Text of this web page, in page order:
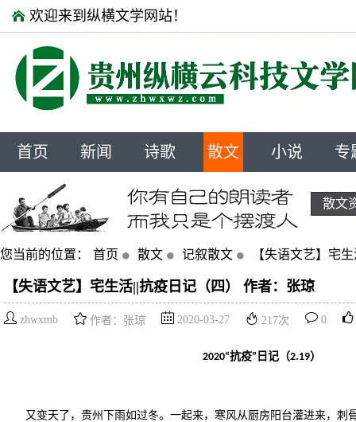
欢迎来到纵横文学网站！
首页 新闻 诗歌 散文 小说 专
散文
您当前的位置： 首页 散文 记叙散文 【失语文艺】宅
【失语文艺】宅生活||抗疫日记（四） 作者：张琼
zhwxmb 作者：张琼 2020-03-27 217次 0
2020“抗疫” 日记（2.19）
又变天了，贵州下雨如过冬。一起来，寒风从厨房阳台灌进来，刺